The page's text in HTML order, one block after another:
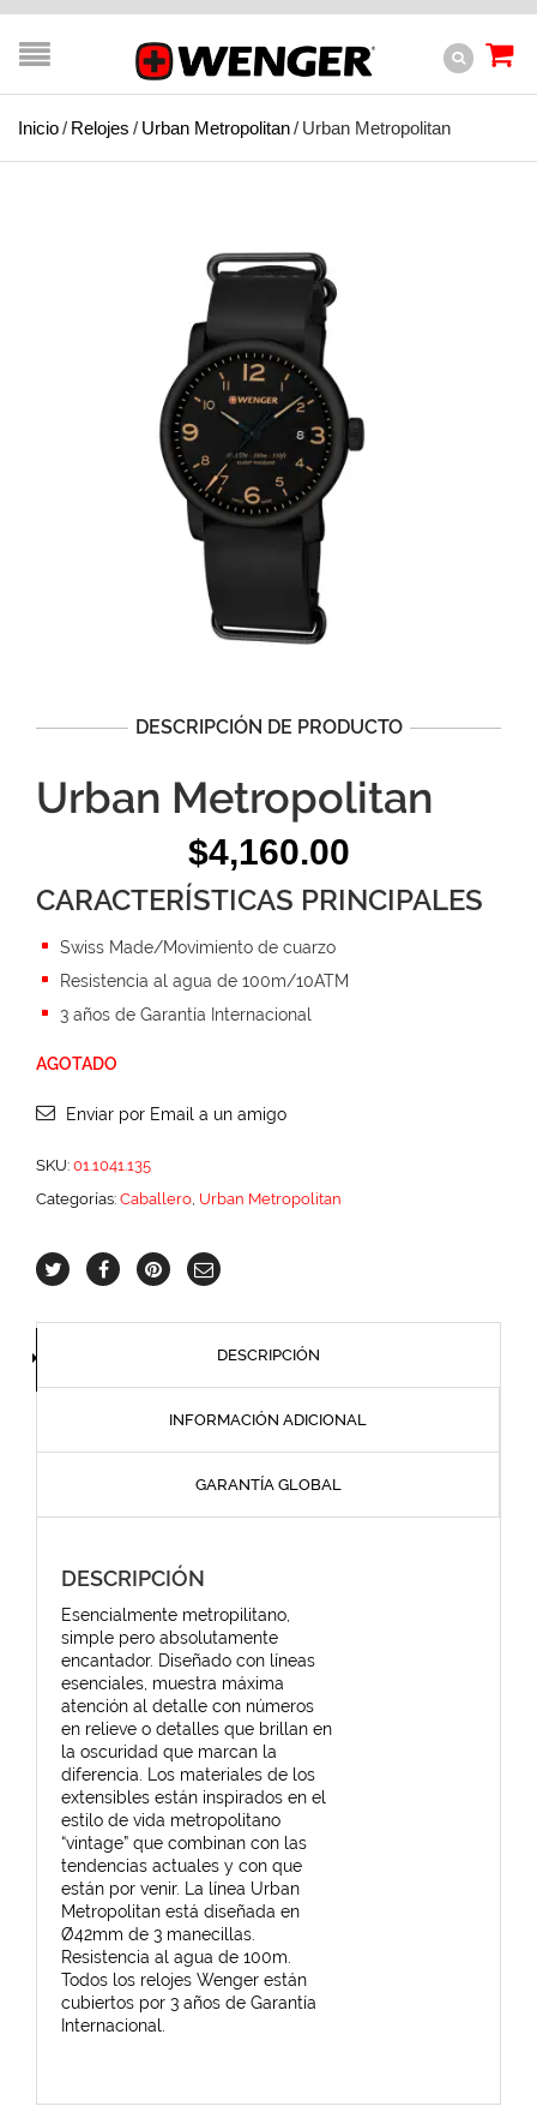
Inicio/ Relojes / Urban Metropolitan/ Urban Metropolitan
DESCRIPCIÓN DE PRODUCTO
Urban Metropolitan
$4,160.00
CARACTERÍSTICAS PRINCIPALES
Swiss Made/Movimiento de cuarzo
Resistencia al agua de 100m/10ATM
3 años de Garantía Internacional
AGOTADO
Enviar por Email a un amigo
SKU: 01.1041.135
Categorías: Caballero, Urban Metropolitan
DESCRIPCIÓN
INFORMACIÓN ADICIONAL
GARANTÍA GLOBAL
DESCRIPCIÓN
Esencialmente metropilitano,
simple pero absolutamente
encantador. Diseñado con líneas
esenciales, muestra máxima
atención al detalle con números
en relieve o detalles que brillan en
la oscuridad que marcan la
diferencia. Los materiales de los
extensibles están inspirados en el
estilo de vida metropolitano
“vintage” que combinan con las
tendencias actuales y con que
están por venir. La línea Urban
Metropolitan está diseñada en
Ø42mm de 3 manecillas.
Resistencia al agua de 100m.
Todos los relojes Wenger están
cubiertos por 3 años de Garantía
Internacional.